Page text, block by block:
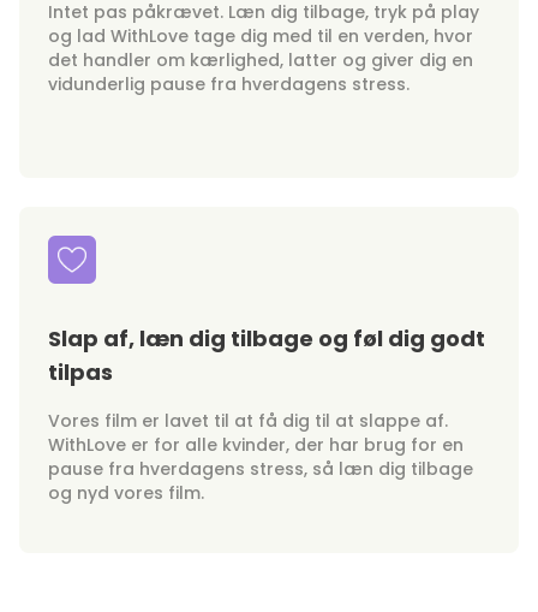
Intet pas påkrævet. Læn dig tilbage, tryk på play
og lad WithLove tage dig med til en verden, hvor
det handler om kærlighed, latter og giver dig en
vidunderlig pause fra hverdagens stress.
Slap af, læn dig tilbage og føl dig godt
tilpas
Vores film er lavet til at få dig til at slappe af.
WithLove er for alle kvinder, der har brug for en
pause fra hverdagens stress, så læn dig tilbage
og nyd vores film.